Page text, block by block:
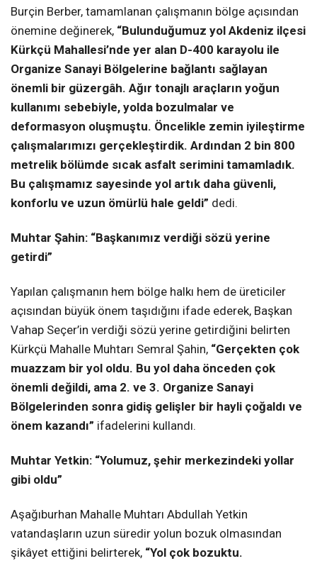
Burçin Berber, tamamlanan çalışmanın bölge açısından
önemine değinerek, “Bulunduğumuz yol Akdeniz ilçesi
Kürkçü Mahallesi’nde yer alan D-400 karayolu ile
Organize Sanayi Bölgelerine bağlantı sağlayan
önemli bir güzergâh. Ağır tonajlı araçların yoğun
kullanımı sebebiyle, yolda bozulmalar ve
deformasyon oluşmuştu. Öncelikle zemin iyileştirme
çalışmalarımızı gerçekleştirdik. Ardından 2 bin 800
metrelik bölümde sıcak asfalt serimini tamamladık.
Bu çalışmamız sayesinde yol artık daha güvenli,
konforlu ve uzun ömürlü hale geldi” dedi.
Muhtar Şahin: “Başkanımız verdiği sözü yerine
getirdi”
Yapılan çalışmanın hem bölge halkı hem de üreticiler
açısından büyük önem taşıdığını ifade ederek, Başkan
Vahap Seçer’in verdiği sözü yerine getirdiğini belirten
Kürkçü Mahalle Muhtarı Semral Şahin, “Gerçekten çok
muazzam bir yol oldu. Bu yol daha önceden çok
önemli değildi, ama 2. ve 3. Organize Sanayi
Bölgelerinden sonra gidiş gelişler bir hayli çoğaldı ve
önem kazandı” ifadelerini kullandı.
Muhtar Yetkin: “Yolumuz, şehir merkezindeki yollar
gibi oldu”
Aşağıburhan Mahalle Muhtarı Abdullah Yetkin
vatandaşların uzun süredir yolun bozuk olmasından
şikâyet ettiğini belirterek, “Yol çok bozuktu.